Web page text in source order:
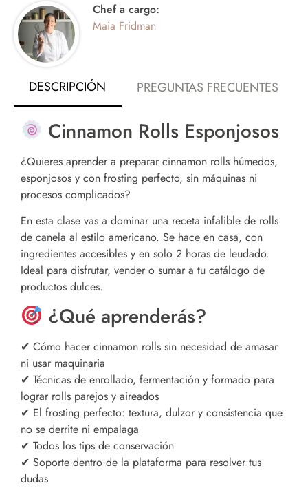
Chef a cargo:
Maia Fridman
DESCRIPCIÓN PREGUNTAS FRECUENTES
Cinnamon Rolls Esponjosos
¿Quieres aprender a preparar cinnamon rolls húmedos,
esponjosos y con frosting perfecto, sin máquinas ni
procesos complicados?
En esta clase vas a dominar una receta infalible de rolls
de canela al estilo americano. Se hace en casa, con
ingredientes accesibles y en solo 2 horas de leudado.
Ideal para disfrutar, vender o sumar a tu catálogo de
productos dulces.
¿Qué aprenderás?
✔ Cómo hacer cinnamon rolls sin necesidad de amasar
ni usar maquinaria
✔ Técnicas de enrollado, fermentación y formado para
lograr rolls parejos y aireados
✔ El frosting perfecto: textura, dulzor y consistencia que
no se derrite ni empalaga
✔ Todos los tips de conservación
✔ Soporte dentro de la plataforma para resolver tus
dudas